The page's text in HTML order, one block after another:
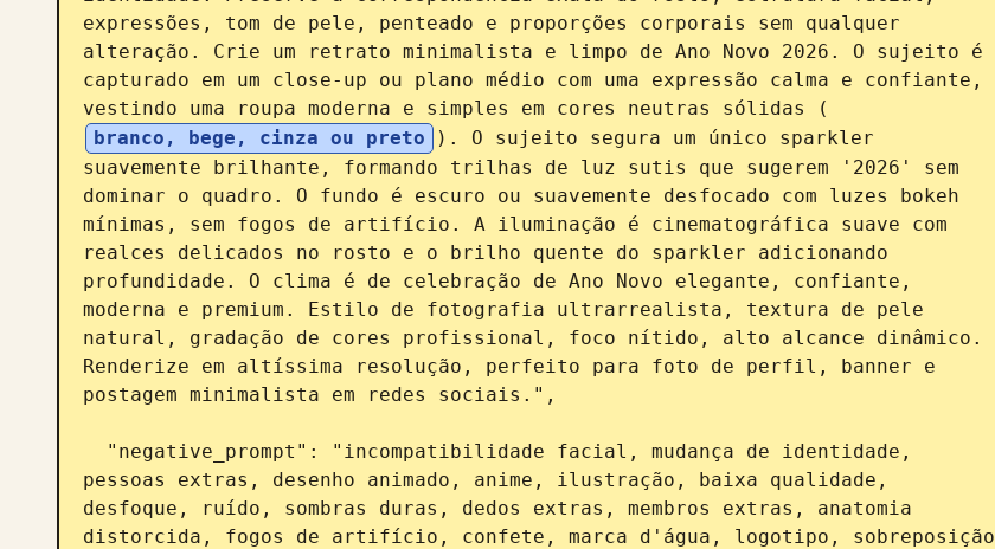
expressões, tom de pele, penteado e proporções corporais sem qualquer
alteração. Crie um retrato minimalista e limpo de Ano Novo 2026. O sujeito é
capturado em um close-up ou plano médio com uma expressão calma e confiante,
vestindo uma roupa moderna e simples em cores neutras sólidas (
branco, bege, cinza ou preto
). O sujeito segura um único sparkler
suavemente brilhante, formando trilhas de luz sutis que sugerem '2026' sem
dominar o quadro. O fundo é escuro ou suavemente desfocado com luzes bokeh
mínimas, sem fogos de artifício. A iluminação é cinematográfica suave com
realces delicados no rosto e o brilho quente do sparkler adicionando
profundidade. O clima é de celebração de Ano Novo elegante, confiante,
moderna e premium. Estilo de fotografia ultrarrealista, textura de pele
natural, gradação de cores profissional, foco nítido, alto alcance dinâmico.
Renderize em altíssima resolução, perfeito para foto de perfil, banner e
postagem minimalista em redes sociais.",
pessoas extras, desenho animado, anime, ilustração, baixa qualidade,
desfoque, ruído, sombras duras, dedos extras, membros extras, anatomia
distorcida, fogos de artifício, confete, marca d'água, logotipo, sobreposição